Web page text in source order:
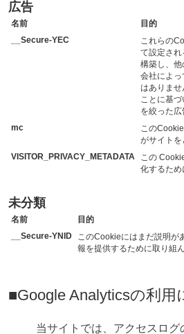
広告
名前
目的
__Secure-YEC
これらの
て設定さ
構築し、
会社によ
はありま
ことに基
を絞った広
mc
この
がサイト
VISITOR_PRIVACY_METADATA
この
化するため
未分類
名前
目的
__Secure-YNID
このCookieにはまだ説明が
報を提供するために取り組
■Google Analyticsの利用
当サイトでは、アクセスロ